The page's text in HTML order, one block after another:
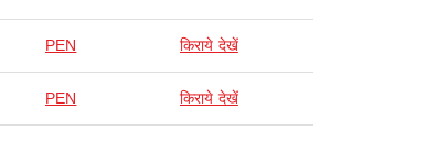
PEN किराये देखें
PEN किराये देखें